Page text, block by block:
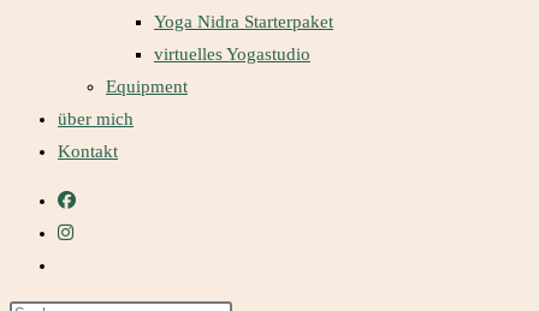
Yoga Nidra Starterpaket
virtuelles Yogastudio
Equipment
über mich
Kontakt